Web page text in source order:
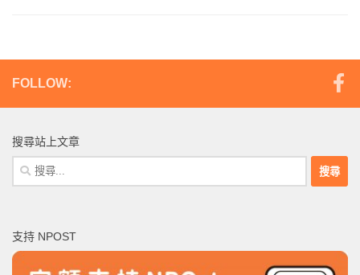
FOLLOW:
搜尋站上文章
搜
尋
字:
支持 NPOST